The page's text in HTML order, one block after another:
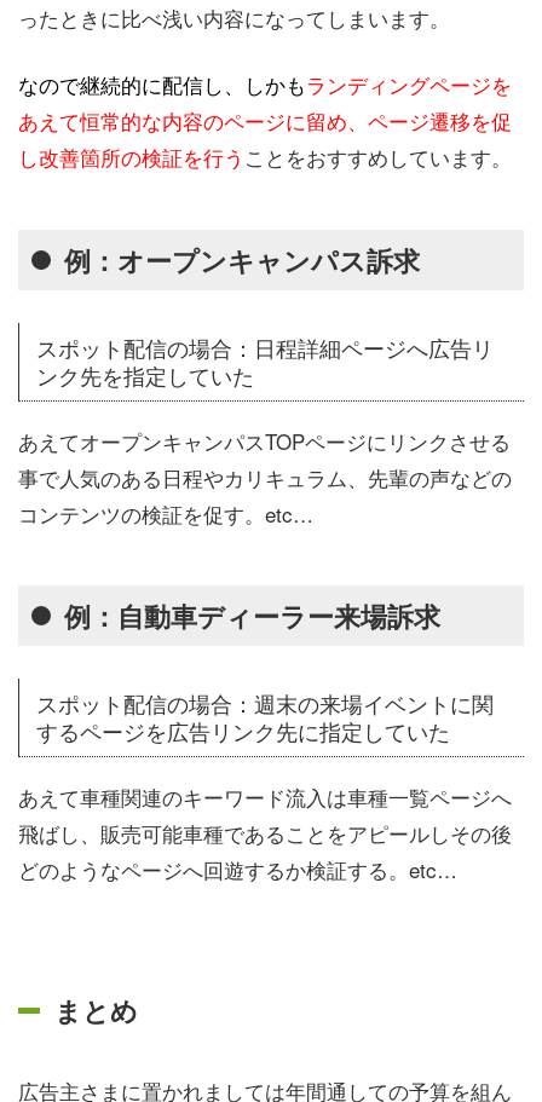
ったときに比べ浅い内容になってしまいます。
なので継続的に配信し、しかもランディングページを
あえて恒常的な内容のページに留め、ページ遷移を促
し改善箇所の検証を行う ことをおすすめしています。
例：オープンキャンパス訴求
スポット配信の場合：日程詳細ページへ広告リ
ンク先を指定していた
あえてオープンキャンパスTOPページにリンクさせる
事で人気のある日程やカリキュラム、先輩の声などの
コンテンツの検証を促す。etc…
例：自動車ディーラー来場訴求
スポット配信の場合：週末の来場イベントに関
するページを広告リンク先に指定していた
あえて車種関連のキーワード流入は車種一覧ページへ
飛ばし、販売可能車種であることをアピールしその後
どのようなページへ回遊するか検証する。etc…
まとめ
広告主さまに置かれましては年間通しての予算を組ん